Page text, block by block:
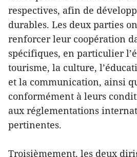
respectives, afin de
durables. Les deux parties
renforcer leur coopération
spécifiques, en particulier
tourisme, la culture,
et la communication, ainsi
conformément à leurs
aux réglementations
pertinentes.
Troisièmement, les deux